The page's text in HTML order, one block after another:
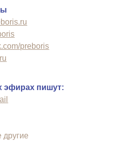
preboris
эфирах пишут:
другие